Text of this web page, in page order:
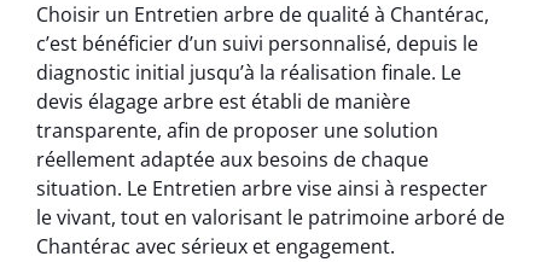
Choisir un Entretien arbre de qualité à Chantérac,
c’est bénéficier d’un suivi personnalisé, depuis le
diagnostic initial jusqu’à la réalisation finale. Le
devis élagage arbre est établi de manière
transparente, afin de proposer une solution
réellement adaptée aux besoins de chaque
situation. Le Entretien arbre vise ainsi à respecter
le vivant, tout en valorisant le patrimoine arboré de
Chantérac avec sérieux et engagement.